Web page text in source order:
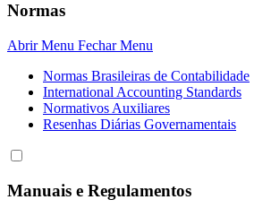
Normas
Abrir Menu Fechar Menu
Normas Brasileiras de Contabilidade
International Accounting Standards
Normativos Auxiliares
Resenhas Diárias Governamentais
Manuais e Regulamentos